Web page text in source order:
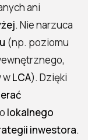
ani
. Nie narzuca
(np. poziomu
wLCA). Dzięki
lokalnego
inwestora.